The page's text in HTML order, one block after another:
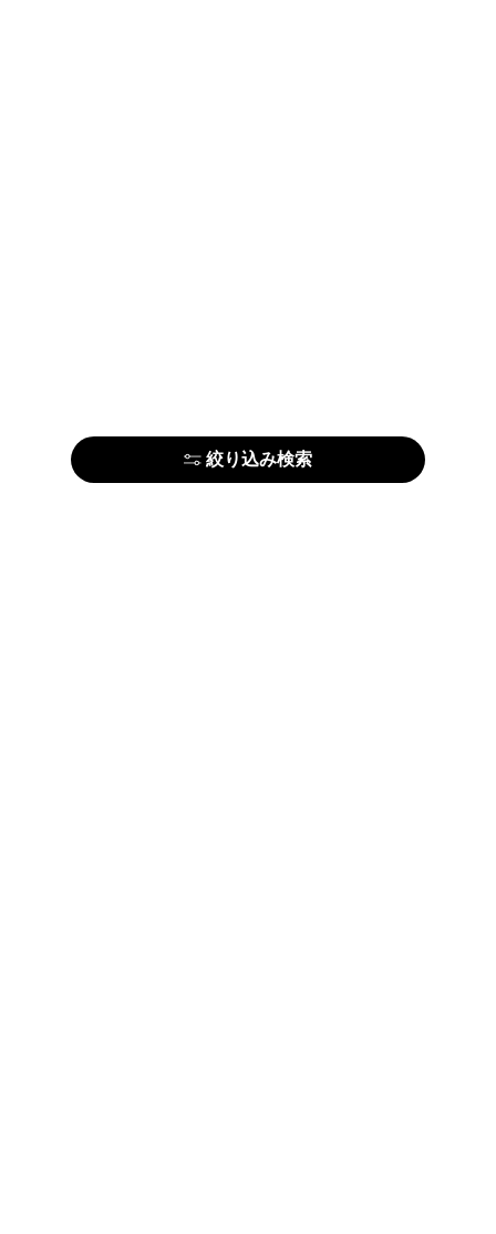
絞り込み検索